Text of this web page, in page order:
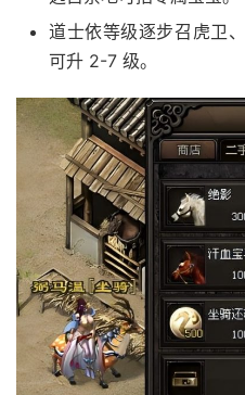
道士依等级逐步召虎卫
可升 2-7 级。